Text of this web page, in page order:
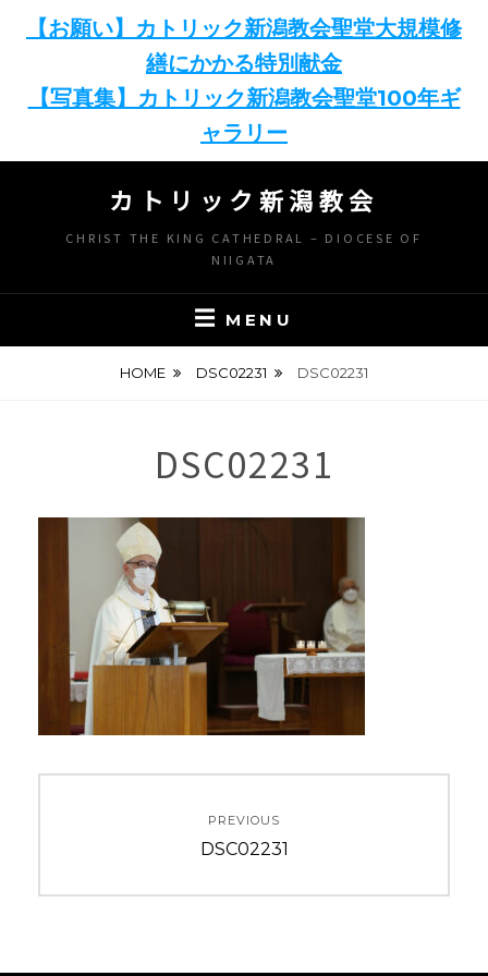
【お願い】カトリック新潟教会聖堂大規模修
繕にかかる特別献金
【写真集】カトリック新潟教会聖堂100年ギ
ャラリー
content
カトリック新潟教会
CHRIST THE KING CATHEDRAL – DIOCESE OF
NIIGATA
MENU
HOME DSC02231 DSC02231
DSC02231
ナ
PREVIOUS
Previous
DSC02231